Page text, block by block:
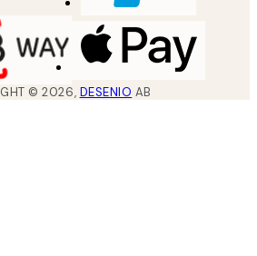
©2026, DESENIO AB